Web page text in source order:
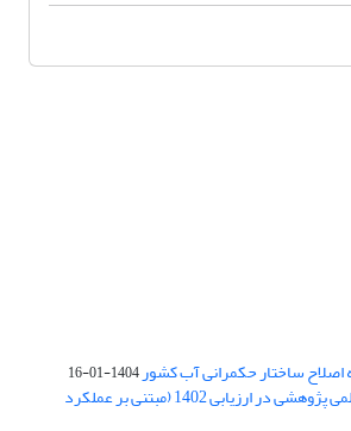
اصلاح ساختار حکمرانی آب کشور1404-01-16
کسب رتبه الف مجلات علمی پژوهشی در ارزیابی 1402 (مبتنی بر عملکرد